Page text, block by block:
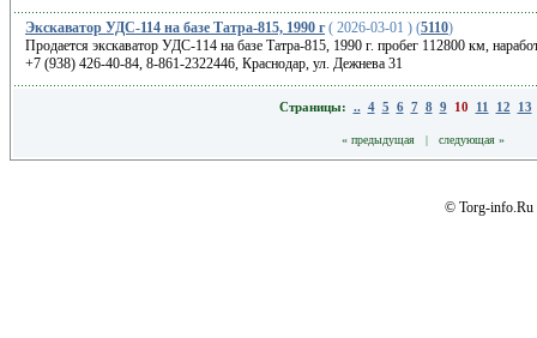
Экскаватор УДС-114 на базе Татра-815, 1990 г( 2026-03-01 ) (5110)
Продается экскаватор УДС-114 на базе Татра-815, 1990 г. пробег 112800 км,
+7 (938) 426-40-84, 8-861-2322446, Краснодар, ул. Дежнева 31
Страницы: .. 4 5 6 7 8 9 10 11 12 13
« предыдущая | следующая »
© Torg-info.Ru